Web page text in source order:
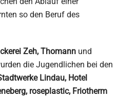
so den Beruf des
Zeh, Thomann und
die Jugendlichen bei den
Lindau, Hotel
roseplastic, Friotherm